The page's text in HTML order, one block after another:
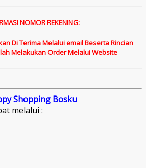
NOMOR REKENING:
Di Terima Melalui email Beserta Rincian
Melakukan Order Melalui Website
Shopping Bosku
melalui :